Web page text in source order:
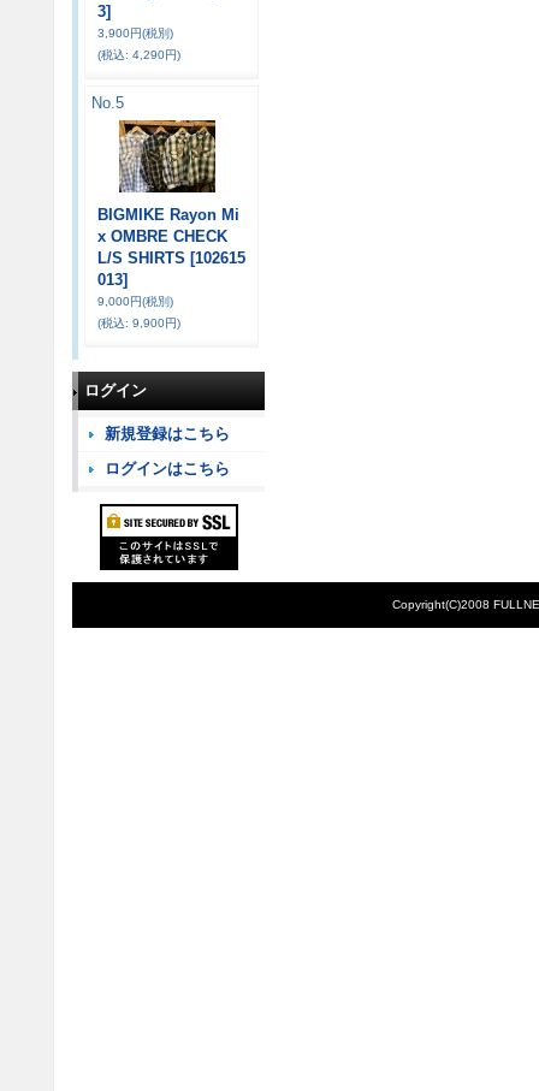
3]
3,900円(税別)
(税込: 4,290円)
No.5
BIGMIKE Rayon Mi
x OMBRE CHECK
L/S SHIRTS [102615
013]
9,000円(税別)
(税込: 9,900円)
ログイン
新規登録はこちら
ログインはこちら
Copyright(C)2008